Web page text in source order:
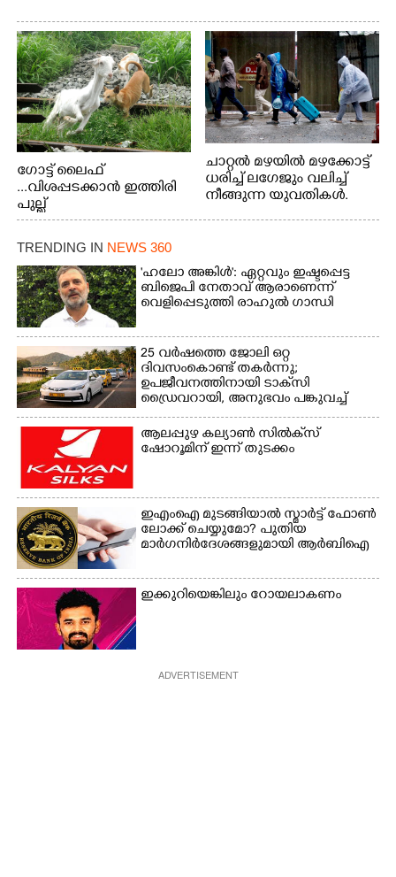
ഗോട്ട് ലൈഫ്
...വിശപ്പടക്കാൻ ഇത്തിരി
പുല്ല്
തിന്നാനെത്തിയതാണ്
ആട്. തെരുവ് നായ്ക്കൾ
കടിച്ച് കീറാൻ വന്നതോടെ
വയറിന്റെ ആന്തൽ മറന്ന്
ജീവന് വേണ്ടിയായി ഓട്ടം.
എറണാകുളം
വാത്തുരുത്തിയിൽ
നിന്നുള്ള കാഴ്ച
ചാറ്റൽ മഴയിൽ മഴക്കോട്ട്
ധരിച്ച് ലഗേജും വലിച്ച്
നീങ്ങുന്ന യുവതികൾ.
TRENDING IN NEWS 360
'ഹലോ അങ്കിൾ': ഏറ്റവും ഇഷ്ടപ്പെട്ട
ബിജെപി നേതാവ് ആരാണെന്ന്
വെളിപ്പെടുത്തി രാഹുൽ ഗാന്ധി
25 വർഷത്തെ ജോലി ഒറ്റ
ദിവസംകൊണ്ട് തകർന്നു;
ഉപജീവനത്തിനായി ടാക്‌സി
ഡ്രൈവറായി,​ അനുഭവം പങ്കുവച്ച്
യുവതി
ആലപ്പുഴ കല്യാൺ സിൽക്‌സ്
ഷോറൂമിന് ഇന്ന് തുടക്കം
ഇഎംഐ മുടങ്ങിയാൽ സ്മാർട്ട് ഫോൺ
ലോക്ക് ചെയ്യുമോ? പുതിയ
മാർഗനിർദേശങ്ങളുമായി ആർബിഐ
ഇക്കുറിയെങ്കിലും റോയലാകണം
ADVERTISEMENT